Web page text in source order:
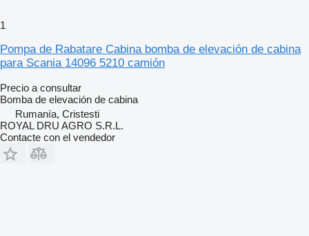
1
Pompa de Rabatare Cabina bomba de elevación de cabina
para Scania 14096 5210 camión
Precio a consultar
Bomba de elevación de cabina
Rumanía, Cristesti
ROYAL DRU AGRO S.R.L.
Contacte con el vendedor